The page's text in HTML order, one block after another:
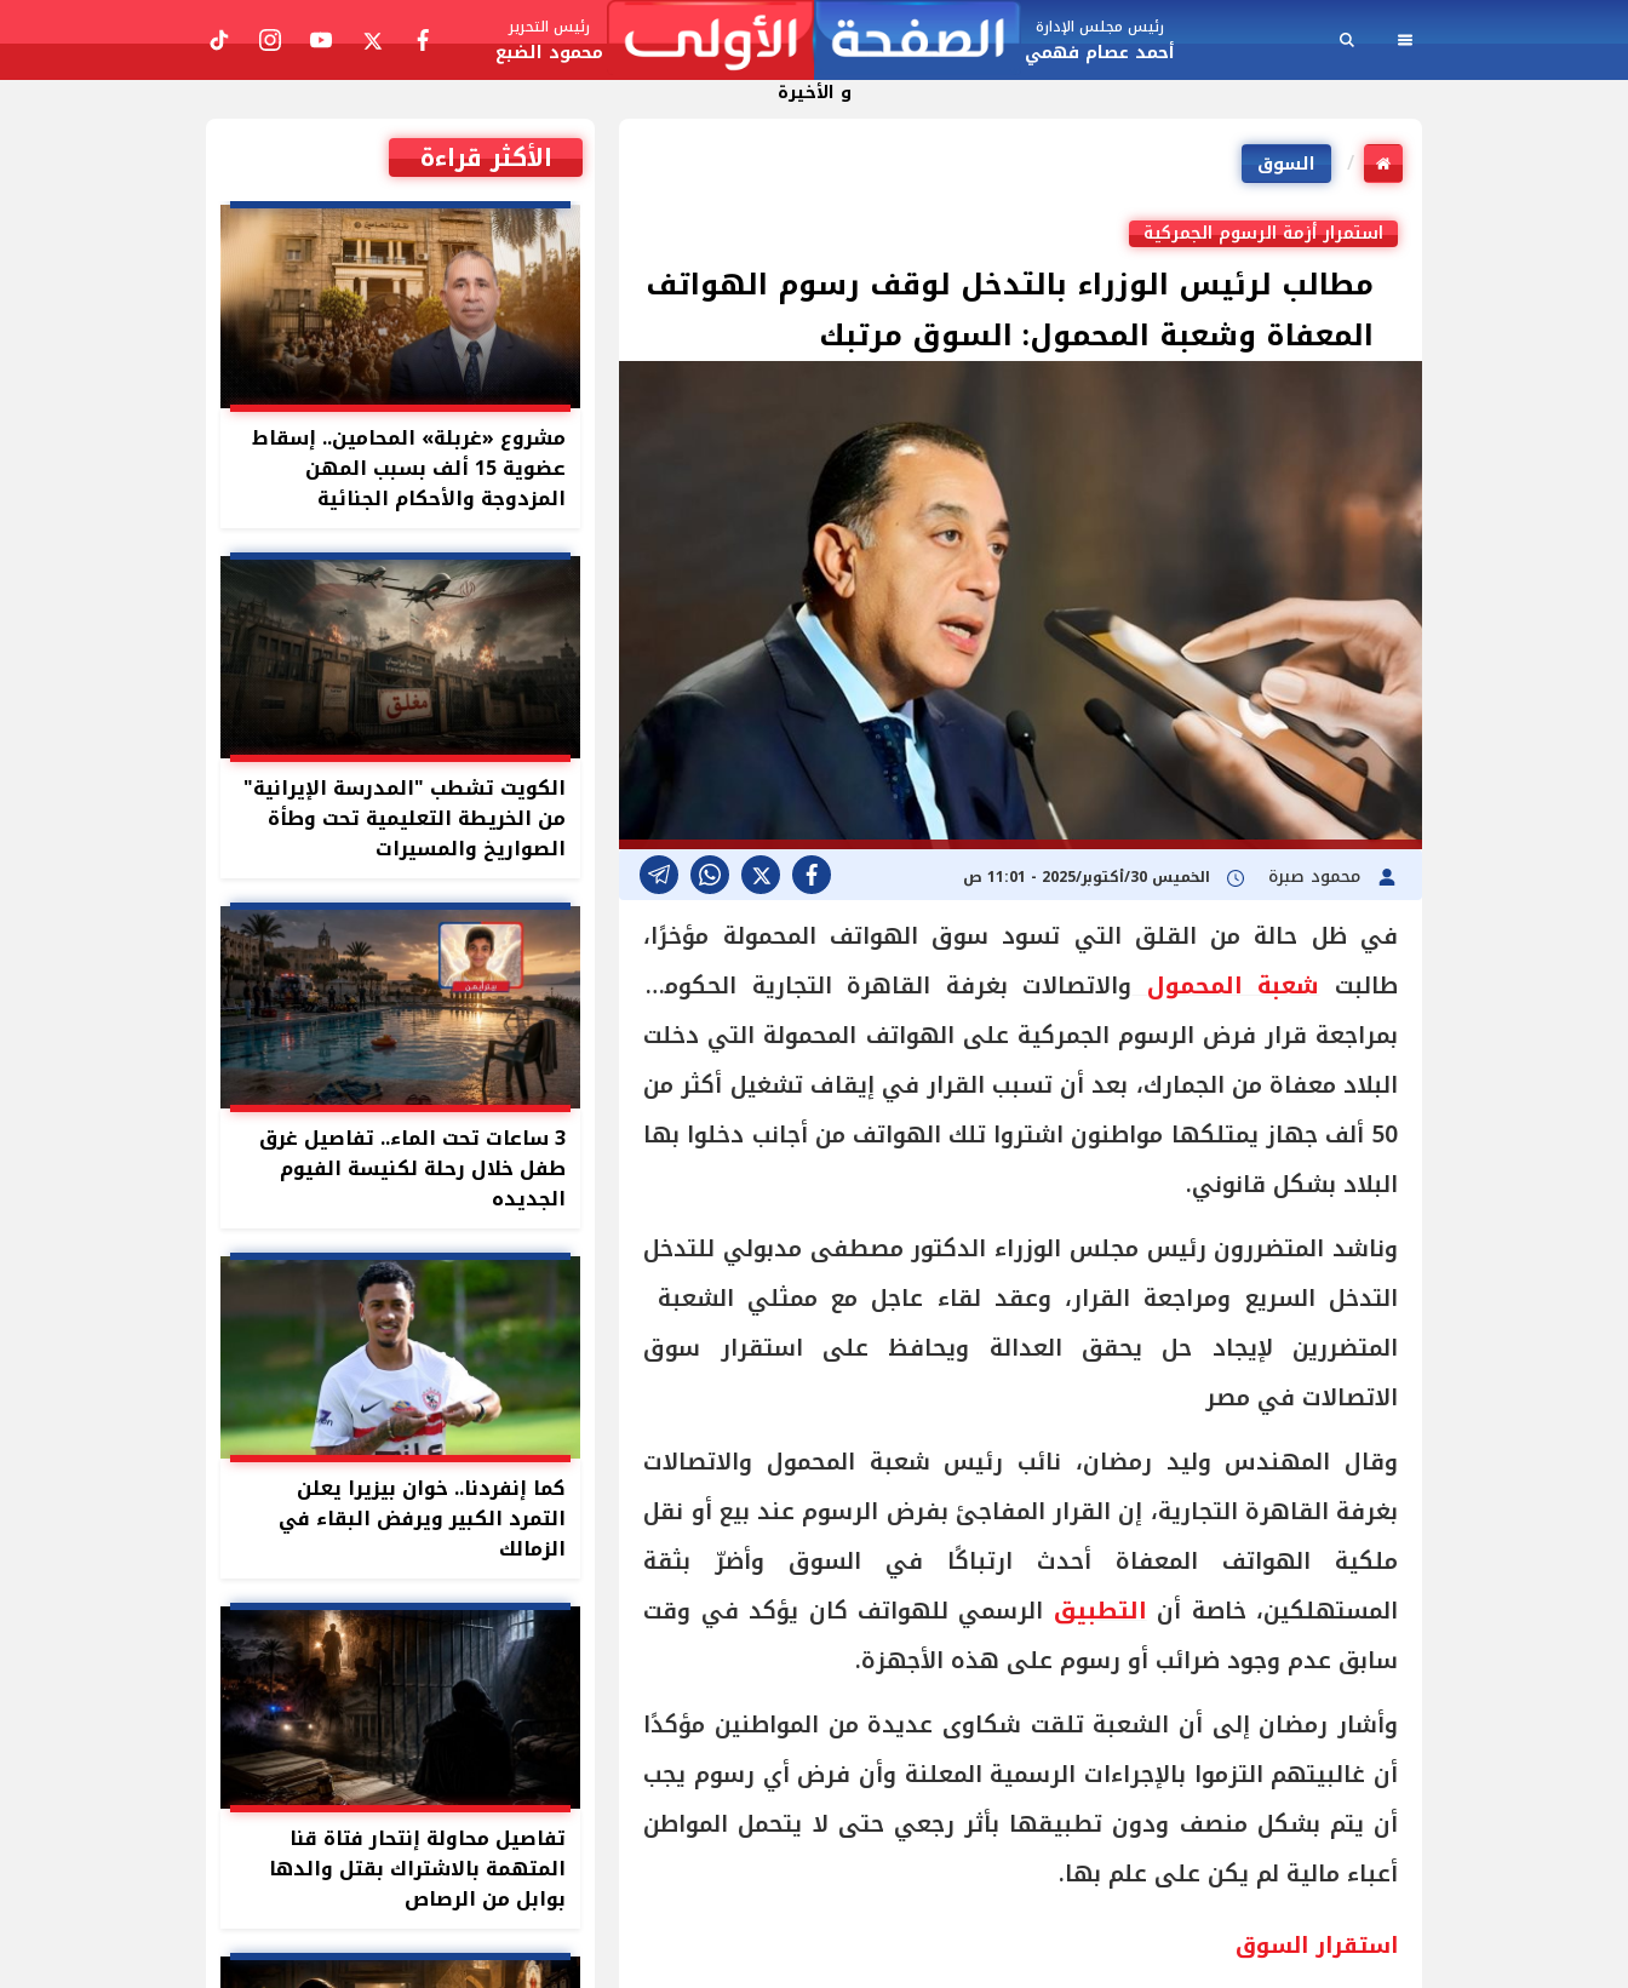
رئيس مجلس الإدارة
أحمد عصام فهمي
رئيس التحرير
محمود الضبع facebook
twitter
youtube
instagram
tiktok
و الأخيرة
السوق
استمرار أزمة الرسوم الجمركية
مطالب لرئيس الوزراء بالتدخل لوقف رسوم الهواتف
المعفاة وشعبة المحمول: السوق مرتبك
محمود صبرة الخميس 30/أكتوبر/2025 - 11:01 ص
في ظل حالة من القلق التي تسود سوق الهواتف المحمولة مؤخرًا،
طالبت شعبة المحمول والاتصالات بغرفة القاهرة التجارية الحكومة،
بمراجعة قرار فرض الرسوم الجمركية على الهواتف المحمولة التي دخلت
البلاد معفاة من الجمارك، بعد أن تسبب القرار في إيقاف تشغيل أكثر من
50 ألف جهاز يمتلكها مواطنون اشتروا تلك الهواتف من أجانب دخلوا بها
البلاد بشكل قانوني.
وناشد المتضررون رئيس مجلس الوزراء الدكتور مصطفى مدبولي للتدخل
التدخل السريع ومراجعة القرار، وعقد لقاء عاجل مع ممثلي الشعبة
المتضررين لإيجاد حل يحقق العدالة ويحافظ على استقرار سوق
الاتصالات في مصر
وقال المهندس وليد رمضان، نائب رئيس شعبة المحمول والاتصالات
بغرفة القاهرة التجارية، إن القرار المفاجئ بفرض الرسوم عند بيع أو نقل
ملكية الهواتف المعفاة أحدث ارتباكًا في السوق وأضرّ بثقة
المستهلكين، خاصة أن التطبيق الرسمي للهواتف كان يؤكد في وقت
سابق عدم وجود ضرائب أو رسوم على هذه الأجهزة.
وأشار رمضان إلى أن الشعبة تلقت شكاوى عديدة من المواطنين مؤكدًا
أن غالبيتهم التزموا بالإجراءات الرسمية المعلنة وأن فرض أي رسوم يجب
أن يتم بشكل منصف ودون تطبيقها بأثر رجعي حتى لا يتحمل المواطن
أعباء مالية لم يكن على علم بها.
استقرار السوق
الأكثر قراءة
مشروع «غربلة» المحامين.. إسقاط
عضوية 15 ألف بسبب المهن
المزدوجة والأحكام الجنائية
الكويت تشطب "المدرسة الإيرانية"
من الخريطة التعليمية تحت وطأة
الصواريخ والمسيرات
3 ساعات تحت الماء.. تفاصيل غرق
طفل خلال رحلة لكنيسة الفيوم
الجديده
كما إنفردنا.. خوان بيزيرا يعلن
التمرد الكبير ويرفض البقاء في
الزمالك
تفاصيل محاولة إنتحار فتاة قنا
المتهمة بالاشتراك بقتل والدها
بوابل من الرصاص